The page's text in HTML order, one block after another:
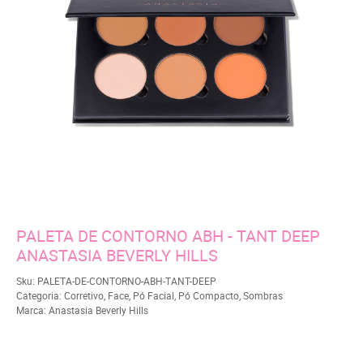
PALETA DE CONTORNO ABH - TANT DEEP
ANASTASIA BEVERLY HILLS
Sku: PALETA-DE-CONTORNO-ABH-TANT-DEEP
Categoria: Corretivo Face Pó Facial Pó Compacto Sombras
Marca: Anastasia Beverly Hills